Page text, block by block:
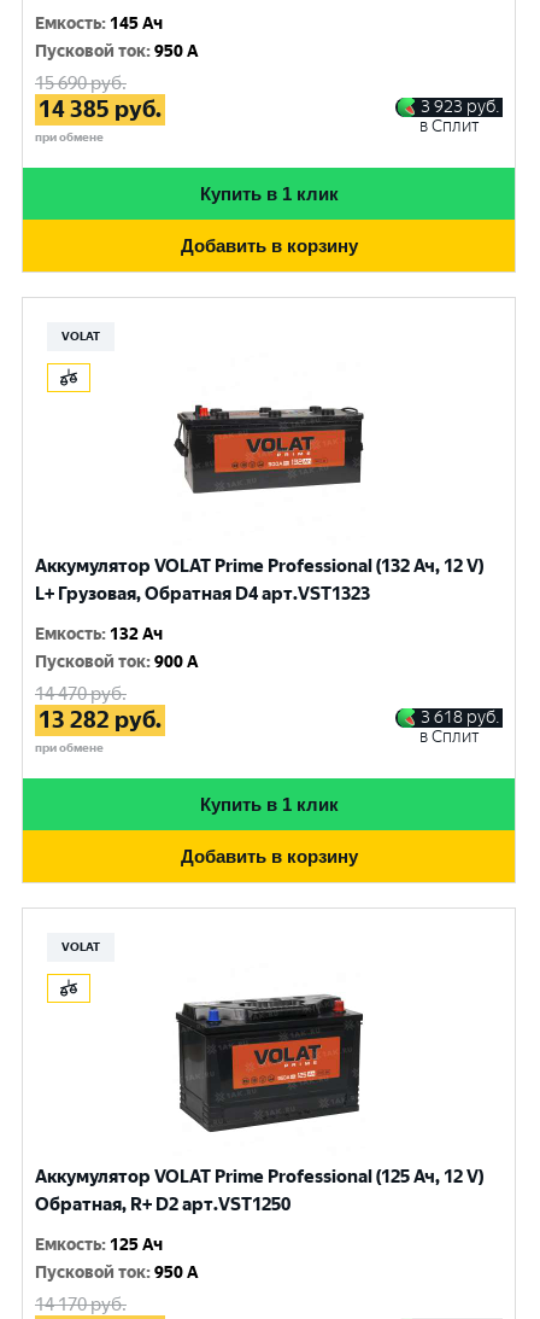
Емкость: 145 Ач
Пусковой ток:950 A
15 690руб.
14 385 руб.
при обмене
3 923 руб.
в Сплит
Купить в 1 клик
Добавить в корзину
VOLAT
Аккумулятор VOLAT Prime Professional (132 Ач, 12 V)
L+ Грузовая, Обратная D4 арт.VST1323
Емкость: 132 Ач
Пусковой ток:900 A
14 470руб.
13 282 руб.
при обмене
3 618 руб.
в Сплит
Купить в 1 клик
Добавить в корзину
VOLAT
Аккумулятор VOLAT Prime Professional (125 Ач, 12 V)
Обратная, R+ D2 арт.VST1250
Емкость: 125 Ач
Пусковой ток:950 A
14 170руб.